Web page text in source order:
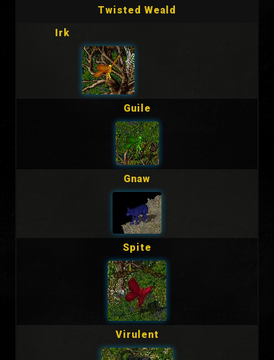
Twisted Weald
Irk
Guile
Gnaw
Spite
Virulent